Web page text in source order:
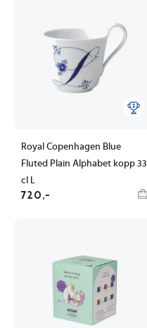
Royal Copenhagen Blue
Fluted Plain Alphabet kopp 33
cl L
720,-